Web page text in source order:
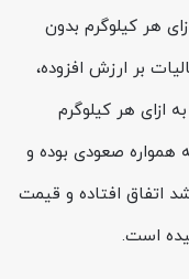
تومان به ازای هر کیلوگرم بدون
شده است. با احتساب ۱۰٪ مالیات بر ارزش افزوده،
به حدود 170,000 تومان به ازای هر کیلوگرم
صعودی بوده و
اتفاق افتاده و قیمت